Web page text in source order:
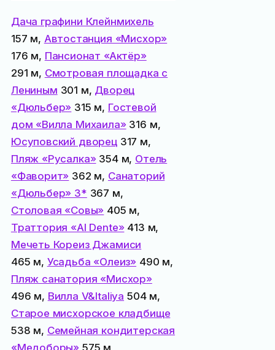
Дача графини Клейнмихель
157 м, Автостанция «Мисхор»
176 м, Пансионат «Актёр»
291 м, Смотровая площадка с
Лениным 301 м, Дворец
«Дюльбер» 315 м, Гостевой
дом «Вилла Михаила»316 м,
Юсуповский дворец317 м,
Пляж «Русалка»354 м, Отель
«Фаворит» 362 м, Санаторий
«Дюльбер» 3* 367 м,
Столовая «Совы» 405 м,
Траттория «Al Dente»413 м,
Мечеть Кореиз Джамиси
465 м, Усадьба «Олеиз» 490 м,
Пляж санатория «Мисхор»
496 м, Вилла V&Italiya 504 м,
Старое мисхорское кладбище
538 м, Семейная кондитерская